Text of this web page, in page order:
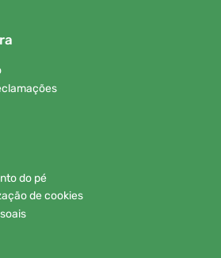
do pé
de cookies